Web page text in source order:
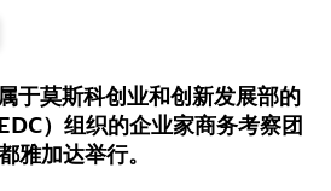
于莫斯科创业和创新发展部的
）组织的企业家商务考察团
雅加达举行。